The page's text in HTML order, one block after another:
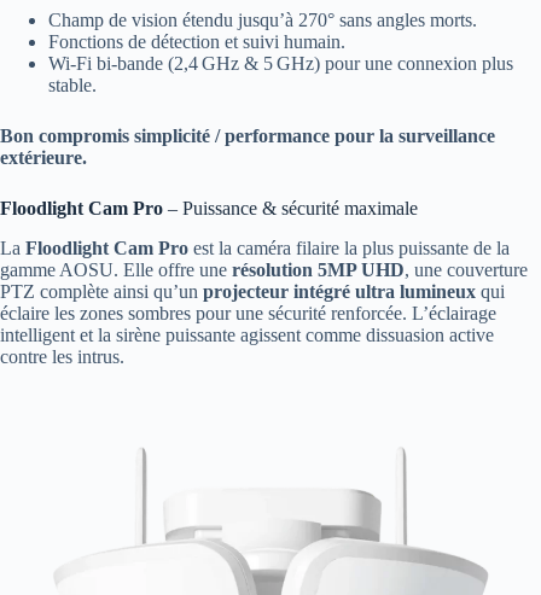
Champ de vision étendu jusqu’à 270° sans angles morts.
Fonctions de détection et suivi humain.
Wi‑Fi bi‑bande (2,4 GHz & 5 GHz) pour une connexion plus
stable.
Bon compromis simplicité / performance pour la surveillance
extérieure.
Floodlight Cam Pro – Puissance & sécurité maximale
La Floodlight Cam Pro est la caméra filaire la plus puissante de la
gamme AOSU. Elle offre une résolution 5MP UHD, une couverture
PTZ complète ainsi qu’un projecteur intégré ultra lumineux qui
éclaire les zones sombres pour une sécurité renforcée. L’éclairage
intelligent et la sirène puissante agissent comme dissuasion active
contre les intrus.